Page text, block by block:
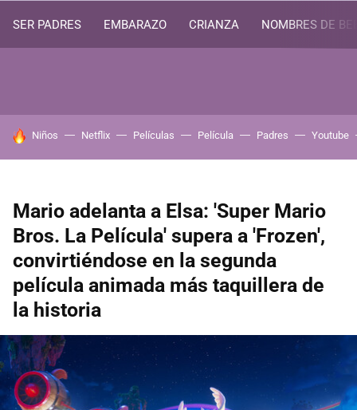
SER PADRES EMBARAZO CRIANZA NOMBRES DE
HOY SE HABLA DE
Niños Netflix Películas Película Padres Youtube
Mario adelanta a Elsa: 'Super Mario
Bros. La Película' supera a 'Frozen',
convirtiéndose en la segunda
película animada más taquillera de
la historia